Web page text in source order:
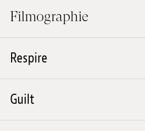
Filmographie
Respire
Guilt